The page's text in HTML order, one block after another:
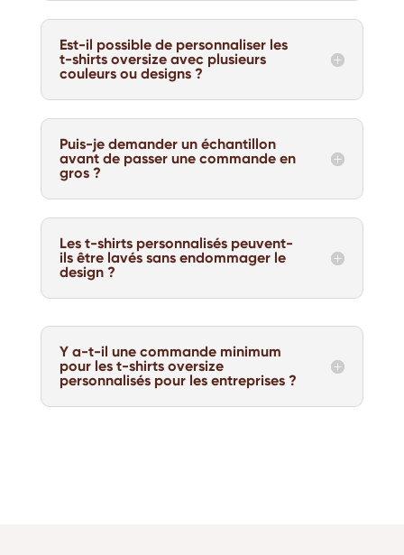
Est-il possible de personnaliser les
t-shirts oversize avec plusieurs
couleurs ou designs ?
Puis-je demander un échantillon
avant de passer une commande en
gros ?
Les t-shirts personnalisés peuvent-
ils être lavés sans endommager le
design ?
Y a-t-il une commande minimum
pour les t-shirts oversize
personnalisés pour les entreprises ?